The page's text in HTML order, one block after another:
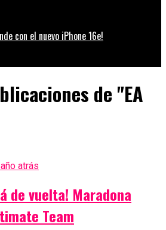
con el nuevo iPhone 16e!
de "EA
atrás
de vuelta! Maradona
Team